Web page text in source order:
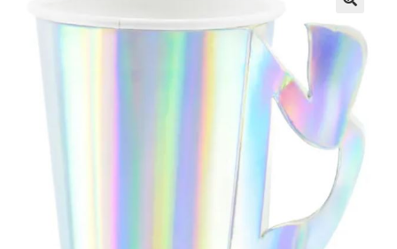
Stroje / Dodatki
Rozwiń
menu